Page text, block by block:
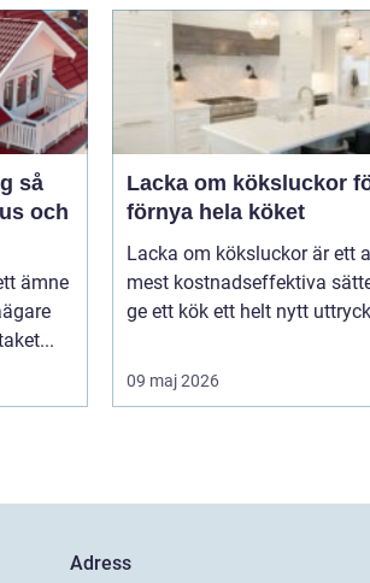
och
ämne
Lacka om köksluckor
förnya hela köket
Lacka om köksluckor är ett
mest kostnadseffektiva
ge ett kök ett helt nytt
09 maj 2026
Adress